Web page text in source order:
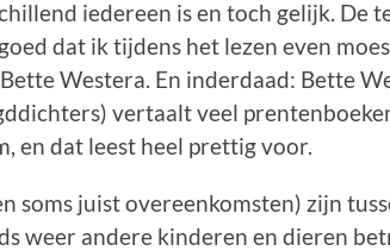
iedereen is en toch gelijk. De
dat ik tijdens het lezen even
Westera. En inderdaad: Bette
vertaalt veel
en dat leest heel prettig voor.
soms juist overeenkomsten) zijn
weer andere kinderen en dieren